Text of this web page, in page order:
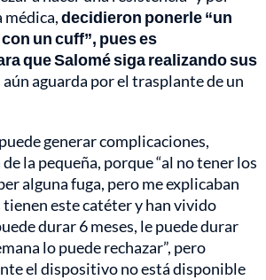
médica,decidieron ponerle “un
un cuff”, pues es
que Salomé siga realizando sus
aguarda por el trasplante de un
generar complicaciones,
la pequeña, porque “al no tener los
alguna fuga, pero me explicaban
este catéter y han vivido
durar 6 meses, le puede durar
lo puede rechazar”, pero
el dispositivo no está disponible